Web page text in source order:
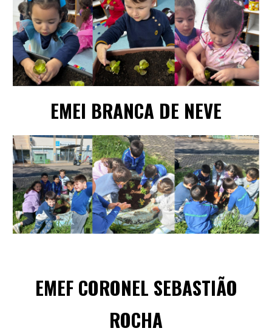
EMEI BRANCA DE NEVE
EMEF CORONEL SEBASTIÃO
ROCHA